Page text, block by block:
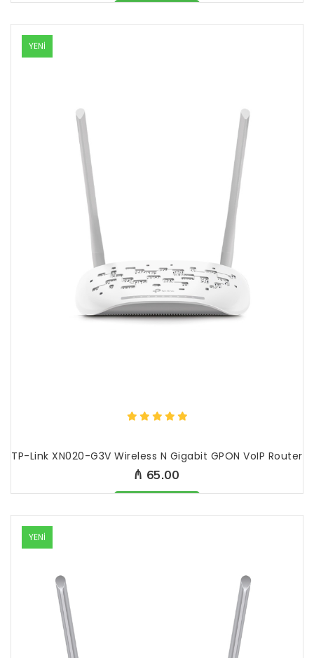
Məhsul mövcüddur
YENİ
TP-Link XN020-G3V Wireless N Gigabit GPON VoIP Router
₼ 65.00
Məhsul mövcüddur
YENİ